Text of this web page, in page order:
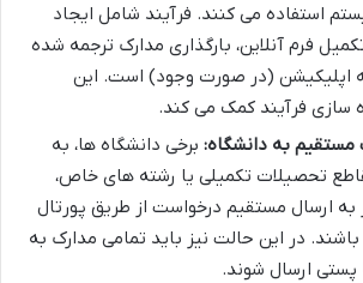
استفاده می کنند. فرآیند شامل ایجاد
فرم آنلاین، بارگذاری مدارک ترجمه شده
اپلیکیشن (در صورت وجود) است. این
سازی فرآیند کمک می کند.
مستقیم به دانشگاه: برخی دانشگاه ها، به
تحصیلات تکمیلی یا رشته های خاص،
ارسال مستقیم درخواست از طریق پورتال
در این حالت نیز باید تمامی مدارک به
پستی ارسال شوند.